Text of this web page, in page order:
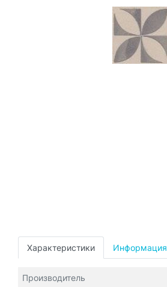
Характеристики Информация
Производитель